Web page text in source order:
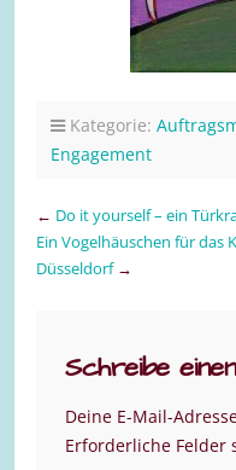
Kategorie:
Engagement
← Do it yourself – ein
Ein Vogelhäuschen für das
Düsseldorf→
Schreibe
Deine E-Mail-
Erforderliche Felder